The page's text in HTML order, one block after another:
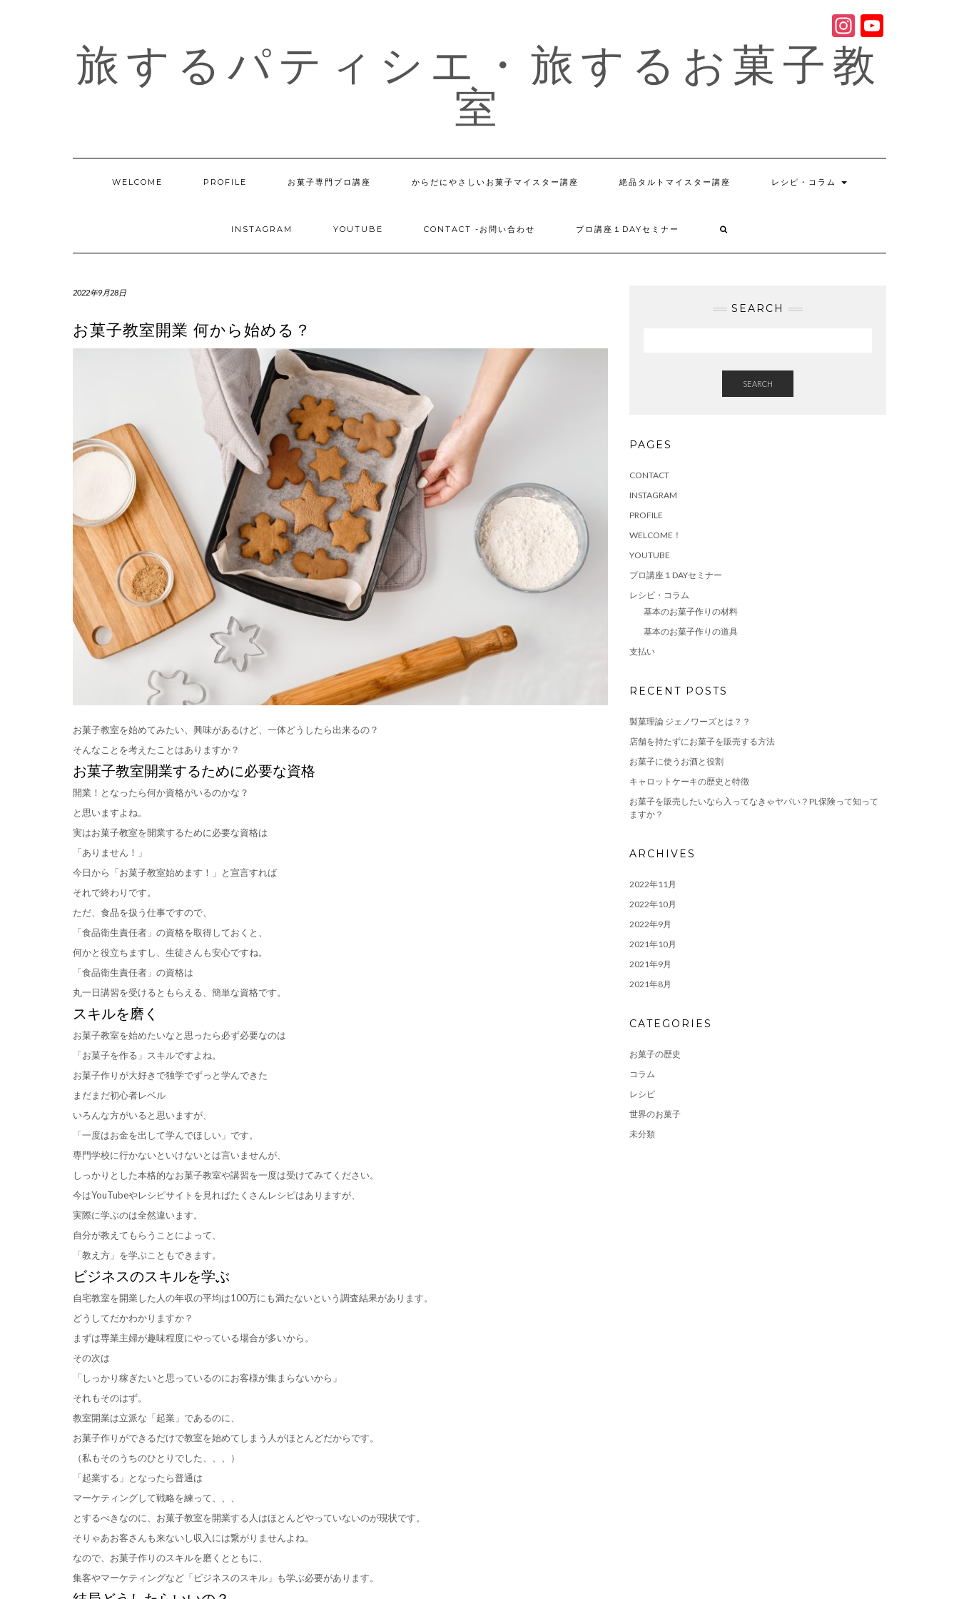
Instagram
旅するパティシエ・旅するお菓子教
室
WELCOME PROFILE お菓子専門プロ講座 からだにやさしいお菓子マイスター講座 絶品タルトマイスター講座 レシピ・コラム
INSTAGRAM YOUTUBE CONTACT -お問い合わせ プロ講座１DAYセミナー
2022年9月28日
お菓子教室開業 何から始める？
お菓子教室を始めてみたい、興味があるけど、一体どうしたら出来るの？
そんなことを考えたことはありますか？
お菓子教室開業するために必要な資格
開業！となったら何か資格がいるのかな？
と思いますよね。
実はお菓子教室を開業するために必要な資格は
「ありません！」
今日から「お菓子教室始めます！」と宣言すれば
それで終わりです。
ただ、食品を扱う仕事ですので、
「食品衛生責任者」の資格を取得しておくと、
何かと役立ちますし、生徒さんも安心ですね。
「食品衛生責任者」の資格は
丸一日講習を受けるともらえる、簡単な資格です。
スキルを磨く
お菓子教室を始めたいなと思ったら必ず必要なのは
「お菓子を作る」スキルですよね。
お菓子作りが大好きで独学でずっと学んできた
まだまだ初心者レベル
いろんな方がいると思いますが、
「一度はお金を出して学んでほしい」です。
専門学校に行かないといけないとは言いませんが、
しっかりとした本格的なお菓子教室や講習を一度は受けてみてください。
今はYouTubeやレシピサイトを見ればたくさんレシピはありますが、
実際に学ぶのは全然違います。
自分が教えてもらうことによって、
「教え方」を学ぶこともできます。
ビジネスのスキルを学ぶ
自宅教室を開業した人の年収の平均は100万にも満たないという調査結果があります。
どうしてだかわかりますか？
まずは専業主婦が趣味程度にやっている場合が多いから。
その次は
「しっかり稼ぎたいと思っているのにお客様が集まらないから」
それもそのはず。
教室開業は立派な「起業」であるのに、
お菓子作りができるだけで教室を始めてしまう人がほとんどだからです。
（私もそのうちのひとりでした、、、）
「起業する」となったら普通は
マーケティングして戦略を練って、、、
とするべきなのに、お菓子教室を開業する人はほとんどやっていないのが現状です。
そりゃあお客さんも来ないし収入には繋がりませんよね。
なので、お菓子作りのスキルを磨くとともに、
集客やマーケティングなど「ビジネスのスキル」も学ぶ必要があります。
SEARCH
SEARCH
PAGES
CONTACT
INSTAGRAM
PROFILE
WELCOME！
YOUTUBE
プロ講座１DAYセミナー
レシピ・コラム
基本のお菓子作りの材料
基本のお菓子作りの道具
支払い
RECENT POSTS
製菓理論 ジェノワーズとは？？
店舗を持たずにお菓子を販売する方法
お菓子に使うお酒と役割
キャロットケーキの歴史と特徴
お菓子を販売したいなら入ってなきゃヤバい？PL保険って知って
ますか？
ARCHIVES
2022年11月
2022年10月
2022年9月
2021年10月
2021年9月
2021年8月
CATEGORIES
お菓子の歴史
コラム
レシピ
世界のお菓子
未分類